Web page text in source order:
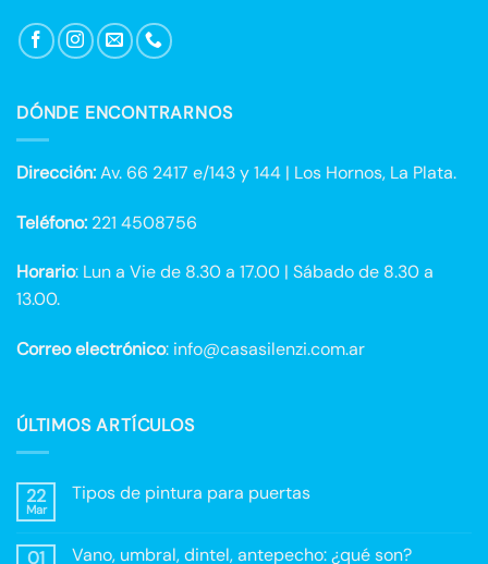
DÓNDE ENCONTRARNOS
Dirección:Av. 66 2417 e/143 y 144 | Los Hornos, La Plata.
Teléfono: 221 4508756
Horario: Lun a Vie de 8.30 a 17.00 | Sábado de 8.30 a
13.00.
Correo electrónico: info@casasilenzi.com.ar
ÚLTIMOS ARTÍCULOS
22
Mar
Tipos de pintura para puertas
en
01 Vano, umbral, dintel, antepecho: ¿qué son?